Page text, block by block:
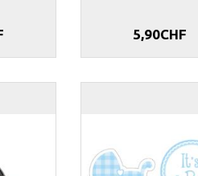
5,90CHF